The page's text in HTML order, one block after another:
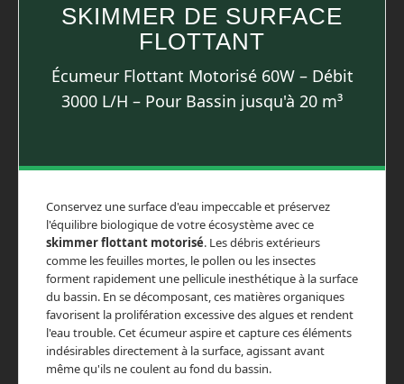
SKIMMER DE SURFACE
FLOTTANT
Écumeur Flottant Motorisé 60W – Débit
3000 L/H – Pour Bassin jusqu'à 20 m³
Conservez une surface d'eau impeccable et préservez
l'équilibre biologique de votre écosystème avec ce
skimmer flottant motorisé. Les débris extérieurs
comme les feuilles mortes, le pollen ou les insectes
forment rapidement une pellicule inesthétique à la surface
du bassin. En se décomposant, ces matières organiques
favorisent la prolifération excessive des algues et rendent
l'eau trouble. Cet écumeur aspire et capture ces éléments
indésirables directement à la surface, agissant avant
même qu'ils ne coulent au fond du bassin.